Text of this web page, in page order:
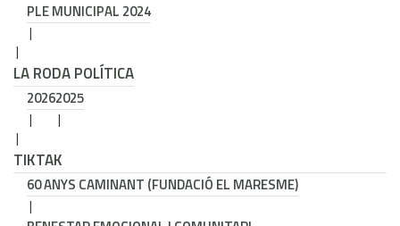
PLE MUNICIPAL 2024
LA RODA POLÍTICA
20262025
TIKTAK
60 ANYS CAMINANT (FUNDACIÓ EL MARESME)